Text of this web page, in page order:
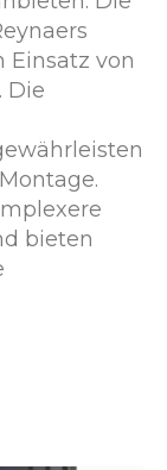
Einsatz von
Die
bieten